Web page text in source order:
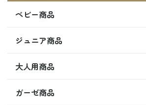
ベビー商品
ジュニア商品
大人用商品
ガーゼ商品